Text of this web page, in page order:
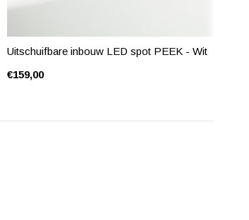
Uitschuifbare inbouw LED spot PEEK - Wit
€159,00